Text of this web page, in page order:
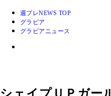
週プレNEWS TOP
グラビア
グラビアニュース
シェイプＵＰガー